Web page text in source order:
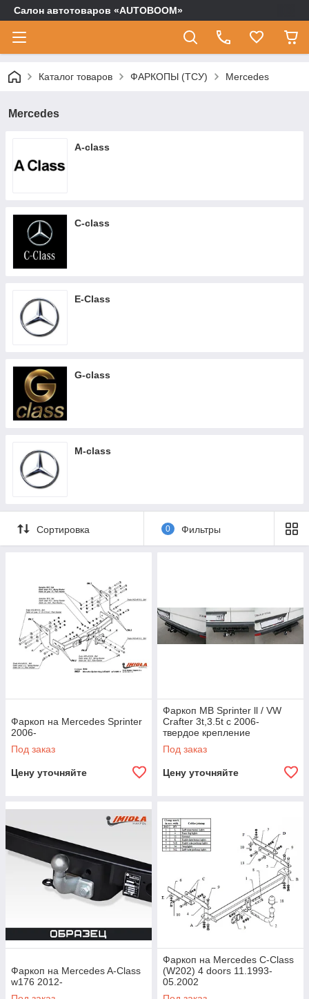
Салон автотоваров «AUTOBOOM»
Каталог товаров ФАРКОПЫ (ТСУ) Mercedes
Mercedes
A-class
C-class
E-Сlass
G-class
M-class
Сортировка 0 Фильтры
Фаркоп на Mercedes Sprinter
2006-
Под заказ
Цену уточняйте
Фаркоп MB Sprinter ll / VW
Crafter 3t,3.5t с 2006-
твердое крепление
Под заказ
Цену уточняйте
Фаркоп на Mercedes A-Class
w176 2012-
Фаркоп на Mercedes C-Сlass
(W202) 4 doors 11.1993-
05.2002